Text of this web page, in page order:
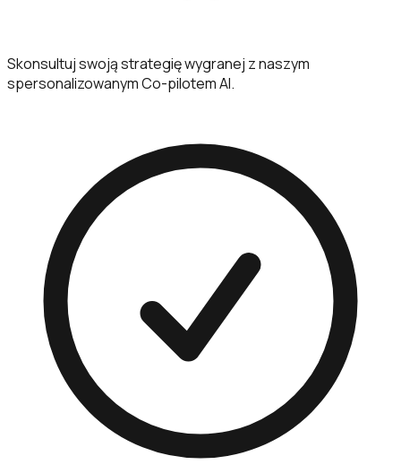
Skonsultuj swoją strategię wygranej z naszym
spersonalizowanym Co-pilotem AI.